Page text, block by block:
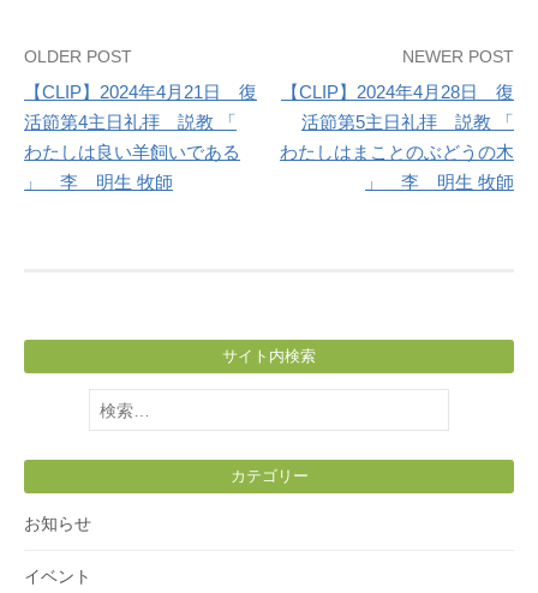
Post
navigation
OLDER POST
【CLIP】2024年4月21日 復
活節第4主日礼拝 説教 「
わたしは良い羊飼いである
」 李 明生 牧師
NEWER POST
【CLIP】2024年4月28日 復
活節第5主日礼拝 説教 「
わたしはまことのぶどうの木
」 李 明生 牧師
サイト内検索
検
索:
カテゴリー
お知らせ
イベント